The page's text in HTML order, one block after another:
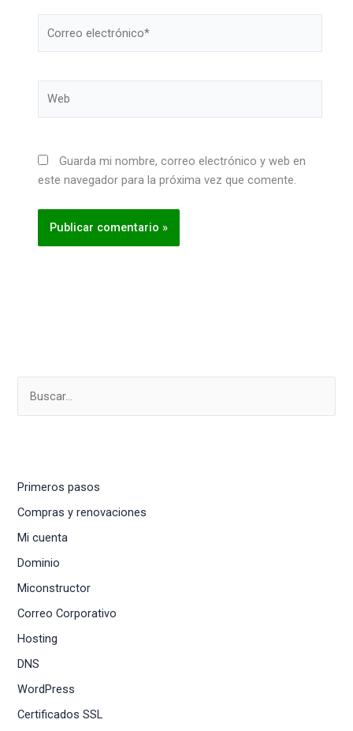
Primeros pasos
Compras y renovaciones
Mi cuenta
Dominio
Miconstructor
Correo Corporativo
Hosting
DNS
WordPress
Certificados SSL
electrónico*
Guarda mi nombre, correo electrónico y web en
este navegador para la próxima vez que comente.